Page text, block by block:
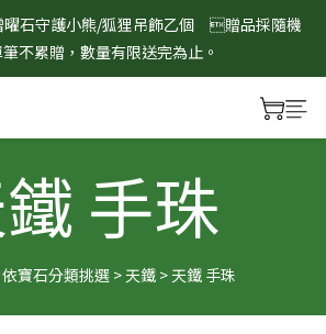
8折起 記得將商品加入購物車查看最終折
扣金額！
曜石守護小熊/狐狸吊飾乙個　贈品採隨機
不累贈，數量有限送完為止。
8折起 記得將商品加入購物車查看最終折
手珠
依寶石分類挑選> 天鐵> 天鐵 手珠